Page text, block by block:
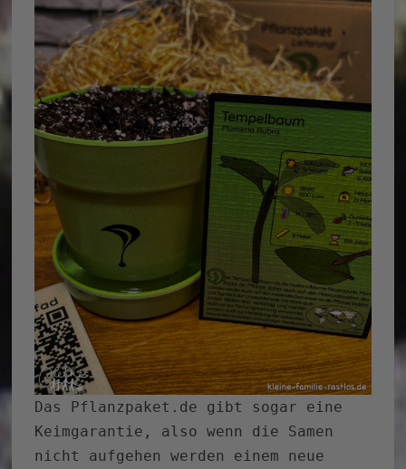
Das Pflanzpaket.de gibt sogar eine
Keimgarantie, also wenn die Samen
nicht aufgehen werden einem neue